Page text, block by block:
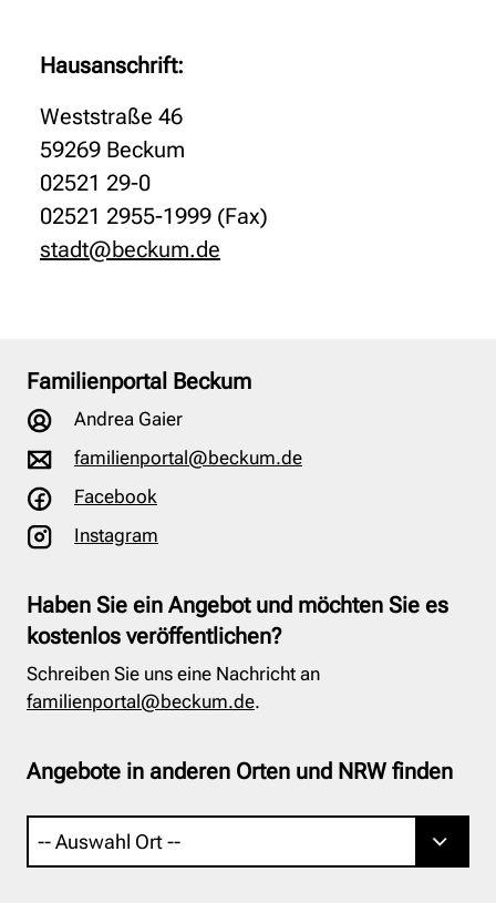
Hausanschrift:
Weststraße 46
59269 Beckum
02521 29-0
02521 2955-1999 (Fax)
stadt@beckum.de
Familienportal Beckum
Andrea Gaier
familienportal@beckum.de
Facebook
Instagram
Haben Sie ein Angebot und möchten Sie es
kostenlos veröffentlichen?
Schreiben Sie uns eine Nachricht an
familienportal@beckum.de.
Angebote in anderen Orten und NRW finden